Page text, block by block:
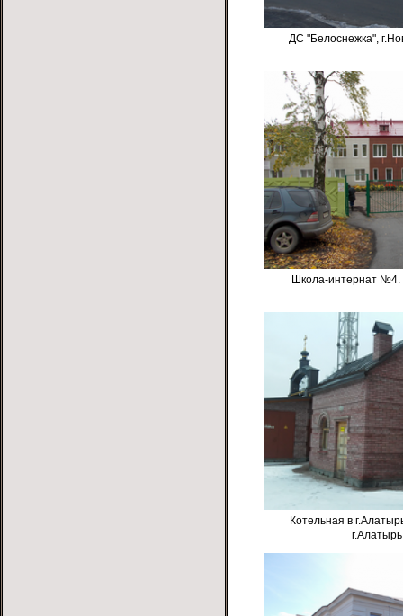
ДС "Белоснежка",
Школа-интернат №4.
Котельная в